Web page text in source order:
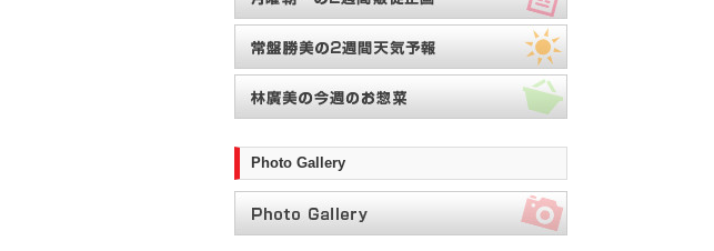
Photo Gallery